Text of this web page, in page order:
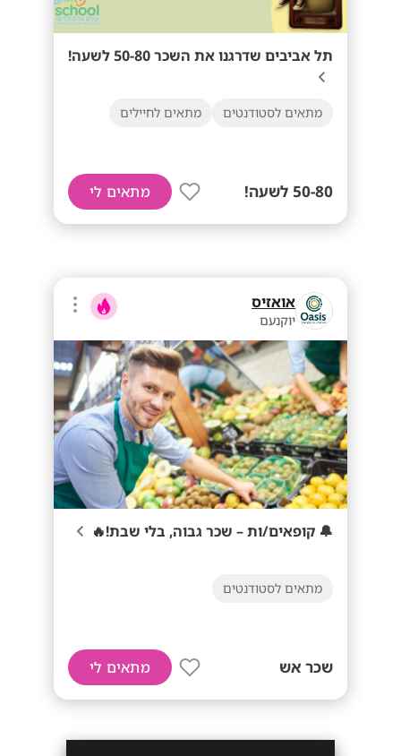
תל אביבים שדרגנו את השכר 50-80 לשעה!
מתאים לסטודנטים מתאים לחיילים
50-80 לשעה! מתאים לי
אואזיס
יוקנעם
🔔 קופאים/ות – שכר גבוה, בלי שבת!🔥
מתאים לסטודנטים
שכר אש מתאים לי